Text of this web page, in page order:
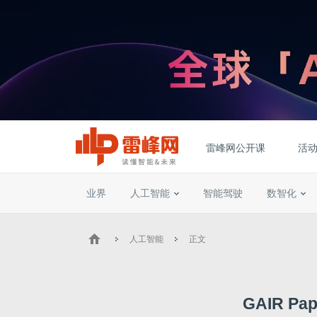
雷峰网公开课 活
业界 人工智能 智能驾驶 数智化
人工智能 正文
GAIR